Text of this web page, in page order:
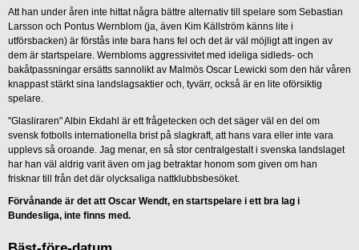
Att han under åren inte hittat några bättre alternativ till spelare som Sebastian
Larsson och Pontus Wernblom (ja, även Kim Källström känns lite i
utförsbacken) är förstås inte bara hans fel och det är väl möjligt att ingen av
dem är startspelare. Wernbloms aggressivitet med ideliga sidleds- och
bakåtpassningar ersätts sannolikt av Malmös Oscar Lewicki som den här våren
knappast stärkt sina landslagsaktier och, tyvärr, också är en lite oförsiktig
spelare.
"Glasliraren" Albin Ekdahl är ett frågetecken och det säger väl en del om
svensk fotbolls internationella brist på slagkraft, att hans vara eller inte vara
upplevs så oroande. Jag menar, en så stor centralgestalt i svenska landslaget
har han väl aldrig varit även om jag betraktar honom som given om han
frisknar till från det där olycksaliga nattklubbsbesöket.
Förvånande är det att Oscar Wendt, en startspelare i ett bra lag i
Bundesliga, inte finns med.